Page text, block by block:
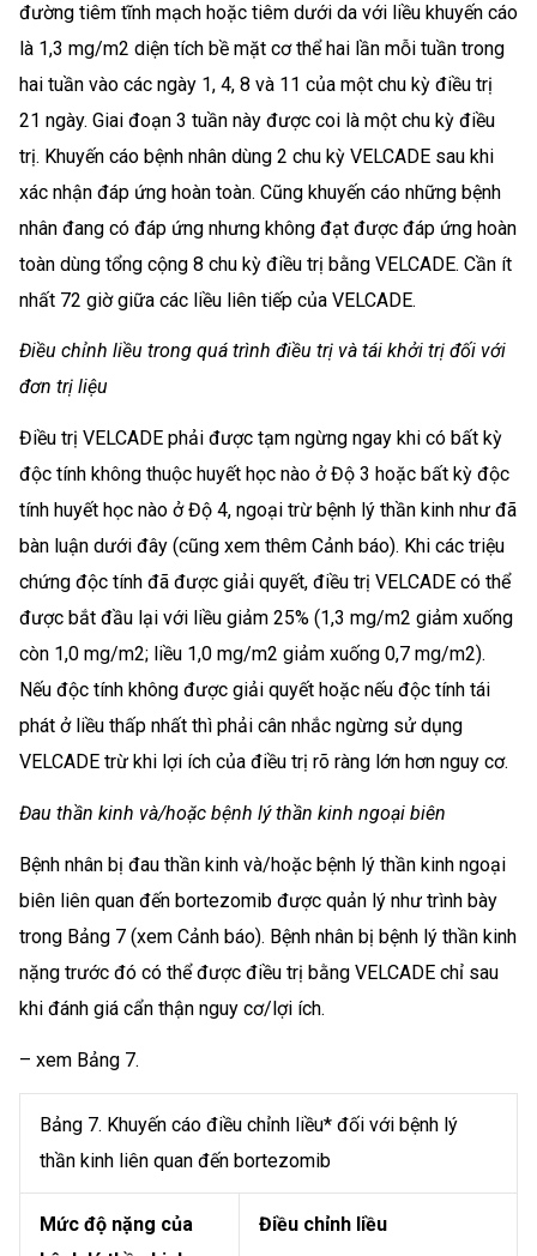
đường tiêm tĩnh mạch hoặc tiêm dưới da với liều khuyến cáo
là 1,3 mg/m2 diện tích bề mặt cơ thể hai lần mỗi tuần trong
hai tuần vào các ngày 1, 4, 8 và 11 của một chu kỳ điều trị
21 ngày. Giai đoạn 3 tuần này được coi là một chu kỳ điều
trị. Khuyến cáo bệnh nhân dùng 2 chu kỳ VELCADE sau khi
xác nhận đáp ứng hoàn toàn. Cũng khuyến cáo những bệnh
nhân đang có đáp ứng nhưng không đạt được đáp ứng hoàn
toàn dùng tổng cộng 8 chu kỳ điều trị bằng VELCADE. Cần ít
nhất 72 giờ giữa các liều liên tiếp của VELCADE.
Điều chỉnh liều trong quá trình điều trị và tái khởi trị đối với
đơn trị liệu
Điều trị VELCADE phải được tạm ngừng ngay khi có bất kỳ
độc tính không thuộc huyết học nào ở Độ 3 hoặc bất kỳ độc
tính huyết học nào ở Độ 4, ngoại trừ bệnh lý thần kinh như đã
bàn luận dưới đây (cũng xem thêm Cảnh báo). Khi các triệu
chứng độc tính đã được giải quyết, điều trị VELCADE có thể
được bắt đầu lại với liều giảm 25% (1,3 mg/m2 giảm xuống
còn 1,0 mg/m2; liều 1,0 mg/m2 giảm xuống 0,7 mg/m2).
Nếu độc tính không được giải quyết hoặc nếu độc tính tái
phát ở liều thấp nhất thì phải cân nhắc ngừng sử dụng
VELCADE trừ khi lợi ích của điều trị rõ ràng lớn hơn nguy cơ.
Đau thần kinh và/hoặc bệnh lý thần kinh ngoại biên
Bệnh nhân bị đau thần kinh và/hoặc bệnh lý thần kinh ngoại
biên liên quan đến bortezomib được quản lý như trình bày
trong Bảng 7 (xem Cảnh báo). Bệnh nhân bị bệnh lý thần kinh
nặng trước đó có thể được điều trị bằng VELCADE chỉ sau
khi đánh giá cẩn thận nguy cơ/lợi ích.
– xem Bảng 7.
Bảng 7. Khuyến cáo điều chỉnh liều* đối với bệnh lý
thần kinh liên quan đến bortezomib
Mức độ nặng của
Điều chỉnh liều